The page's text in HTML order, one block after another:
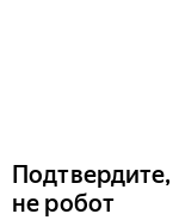
не робот